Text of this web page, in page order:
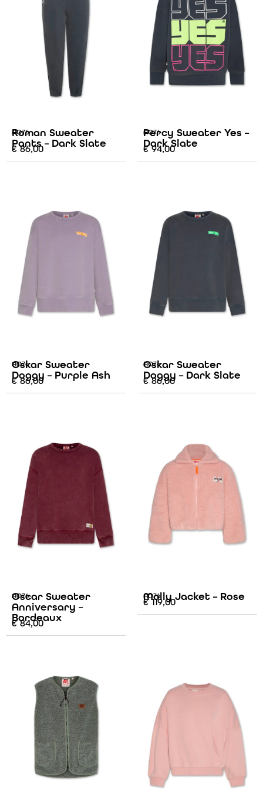
AO76
Roman Sweater
Pants – Dark Slate
€86,00
AO76
Percy Sweater Yes –
Dark Slate
€94,00
AO76
Oskar Sweater
Doggy – Purple Ash
€86,00
AO76
Oskar Sweater
Doggy – Dark Slate
€86,00
AO76
Oscar Sweater
Anniversary –
Bordeaux
€84,00
AO76
Molly Jacket – Rose
€119,00